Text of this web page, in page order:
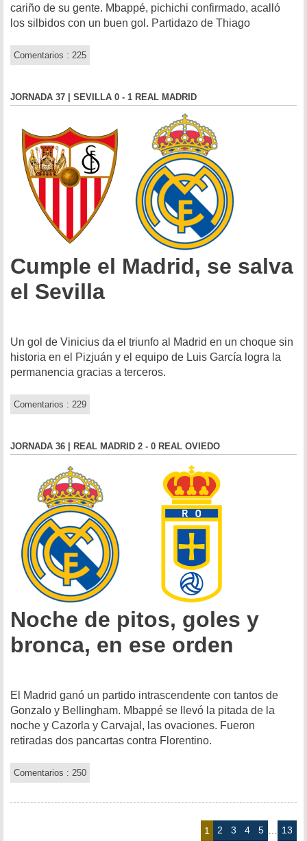
cariño de su gente. Mbappé, pichichi confirmado, acalló
los silbidos con un buen gol. Partidazo de Thiago
Comentarios : 225
JORNADA 37 | SEVILLA 0 - 1 REAL MADRID
Cumple el Madrid, se salva
el Sevilla
Un gol de Vinicius da el triunfo al Madrid en un choque sin
historia en el Pizjuán y el equipo de Luis García logra la
permanencia gracias a terceros.
Comentarios : 229
JORNADA 36 | REAL MADRID 2 - 0 REAL OVIEDO
Noche de pitos, goles y
bronca, en ese orden
El Madrid ganó un partido intrascendente con tantos de
Gonzalo y Bellingham. Mbappé se llevó la pitada de la
noche y Cazorla y Carvajal, las ovaciones. Fueron
retiradas dos pancartas contra Florentino.
Comentarios : 250
1 2 3 4 5 13